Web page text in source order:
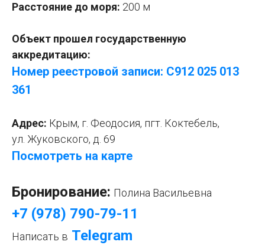
Расстояние до моря: 200 м
Объект прошел государственную
аккредитацию:
Номер реестровой записи: С912 025 013
361
Адрес: Крым, г. Феодосия, пгт. Коктебель,
ул. Жуковского, д. 69
Посмотреть на карте
Бронирование: Полина Васильевна
+7 (978) 790-79-11
Написать в Telegram